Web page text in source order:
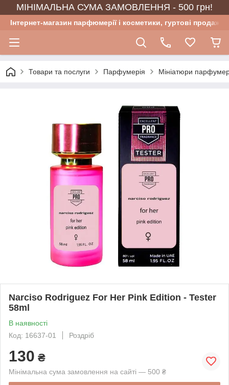
МІНІМАЛЬНА СУМА ЗАМОВЛЕННЯ - 500 грн!
Інтернет-магазин парфюмерії і косметики, гуртові продажі
Товари та послуги Парфумерія Мініатюри
Narciso Rodriguez For Her Pink Edition - Tester
58ml
В наявності
Код: 16637-01
Роздріб
130 ₴
Мінімальна сума замовлення на сайті — 500 ₴